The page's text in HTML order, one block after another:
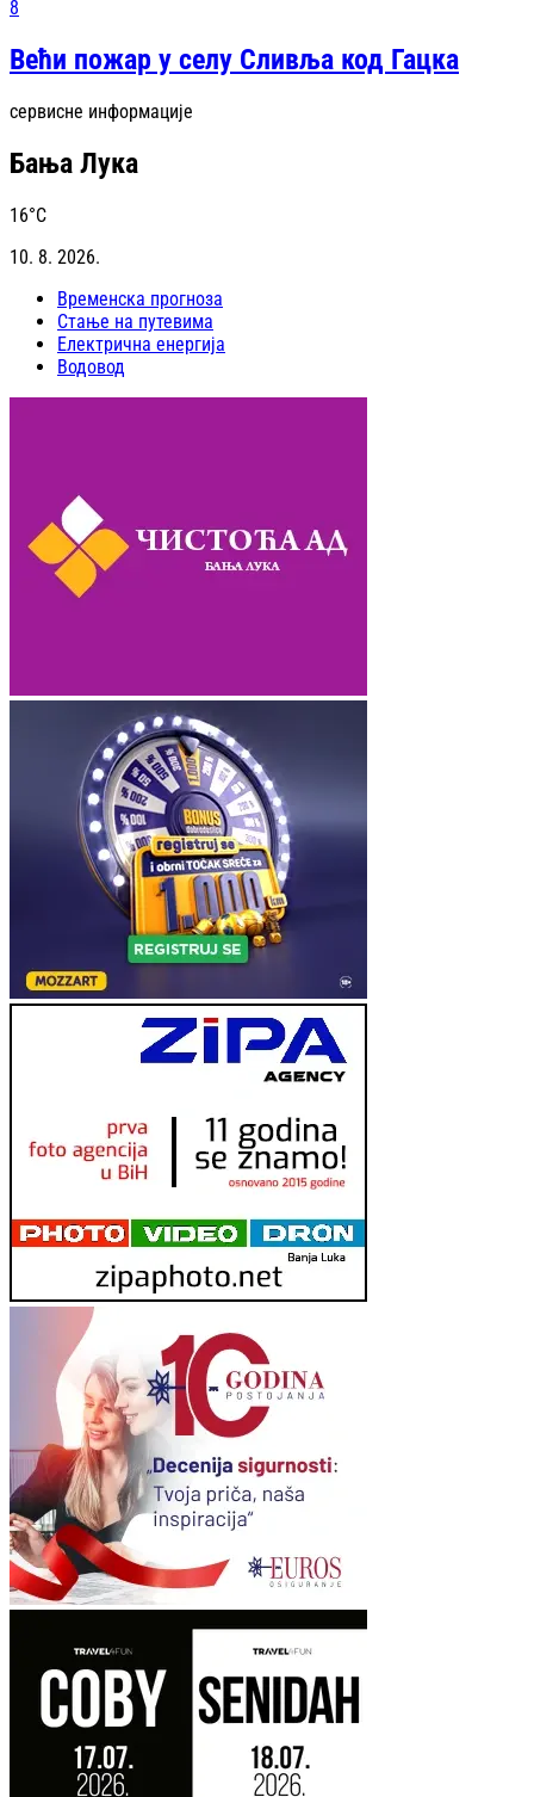
8
Већи пожар у селу Сливља код Гацка
сервисне информације
Бања Лука
16°C
10. 8. 2026.
Временска прогноза
Стање на путевима
Електрична енергија
Водовод